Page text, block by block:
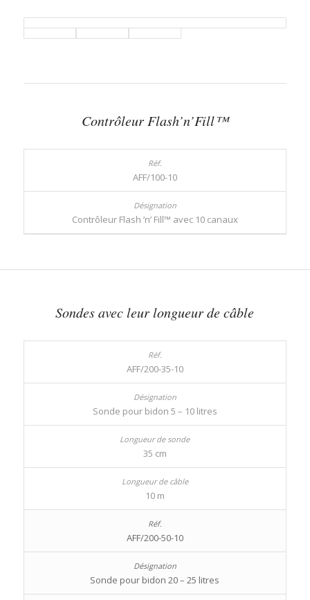
Contrôleur Flash’n’Fill™
AFF/100-10
Contrôleur Flash ’n’ Fill™ avec 10 canaux
Sondes avec leur longueur de câble
AFF/200-35-10
Sonde pour bidon 5 – 10 litres
35 cm
10 m
AFF/200-50-10
Sonde pour bidon 20 – 25 litres